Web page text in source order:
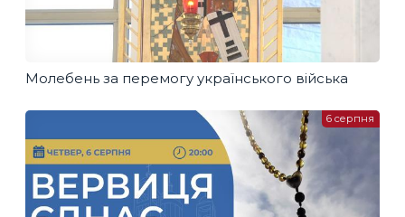
Молебень за перемогу українського війська
6 серпня